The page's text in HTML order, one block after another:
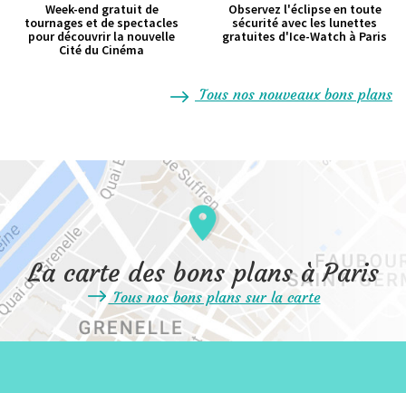
Week-end gratuit de
tournages et de spectacles
pour découvrir la nouvelle
Cité du Cinéma
Observez l'éclipse en toute
sécurité avec les lunettes
gratuites d'Ice-Watch à Paris
Tous nos nouveaux bons plans
La carte des bons plans à Paris
Tous nos bons plans sur la carte